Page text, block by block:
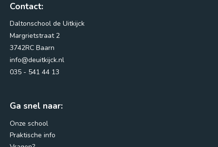
Contact:
Daltonschool de Uitkijck
Margrietstraat 2
3742RC Baarn
info@deuitkijck.nl
035 - 541 44 13
Ga snel naar:
Onze school
Praktische info